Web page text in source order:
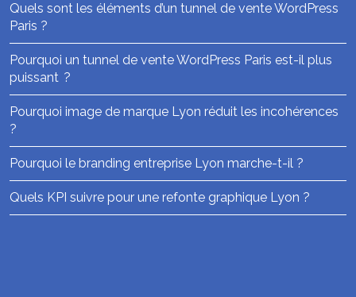
Quels sont les éléments d’un tunnel de vente WordPress
Paris ?
Pourquoi un tunnel de vente WordPress Paris est-il plus
puissant ?
Pourquoi image de marque Lyon réduit les incohérences
?
Pourquoi le branding entreprise Lyon marche-t-il ?
Quels KPI suivre pour une refonte graphique Lyon ?